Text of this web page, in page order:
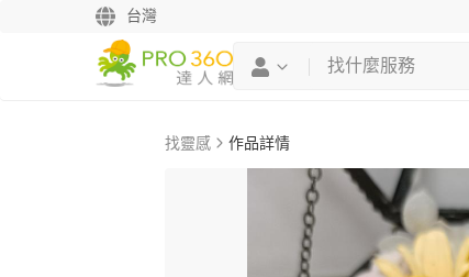
台灣
找靈感 作品詳情